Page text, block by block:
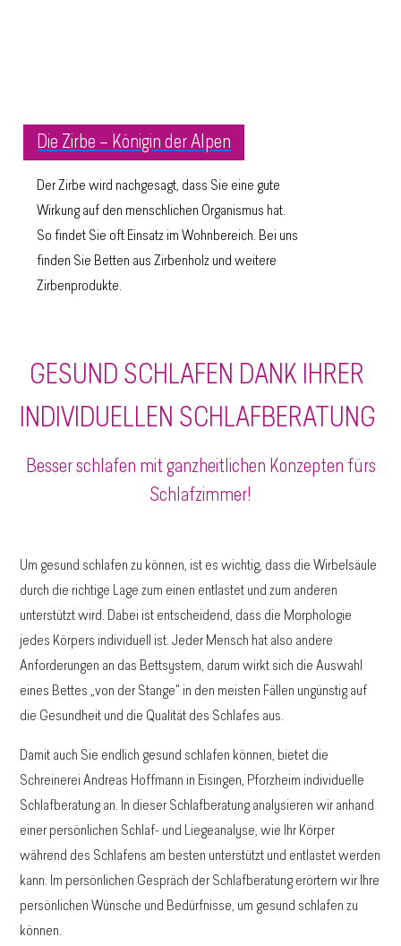
Die Zirbe – Königin der Alpen
Der Zirbe wird nachgesagt, dass Sie eine gute
Wirkung auf den menschlichen Organismus hat.
So findet Sie oft Einsatz im Wohnbereich. Bei uns
finden Sie Betten aus Zirbenholz und weitere
Zirbenprodukte.
GESUND SCHLAFEN DANK IHRER
INDIVIDUELLEN SCHLAFBERATUNG
Besser schlafen mit ganzheitlichen Konzepten fürs
Schlafzimmer!
Um gesund schlafen zu können, ist es wichtig, dass die Wirbelsäule
durch die richtige Lage zum einen entlastet und zum anderen
unterstützt wird. Dabei ist entscheidend, dass die Morphologie
jedes Körpers individuell ist. Jeder Mensch hat also andere
Anforderungen an das Bettsystem, darum wirkt sich die Auswahl
eines Bettes „von der Stange" in den meisten Fällen ungünstig auf
die Gesundheit und die Qualität des Schlafes aus.
Damit auch Sie endlich gesund schlafen können, bietet die
Schreinerei Andreas Hoffmann in Eisingen, Pforzheim individuelle
Schlafberatung an. In dieser Schlafberatung analysieren wir anhand
einer persönlichen Schlaf- und Liegeanalyse, wie Ihr Körper
während des Schlafens am besten unterstützt und entlastet werden
kann. Im persönlichen Gespräch der Schlafberatung erörtern wir Ihre
persönlichen Wünsche und Bedürfnisse, um gesund schlafen zu
können.